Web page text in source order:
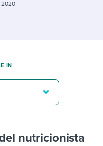
2020
nutricionista
IN